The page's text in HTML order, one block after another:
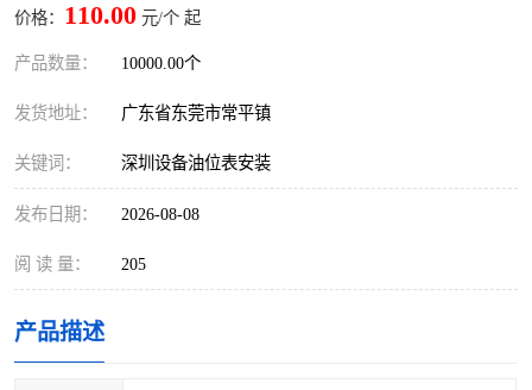
价格： 110.00 元/个 起
产品数量： 10000.00个
发货地址： 广东省东莞市常平镇
关键词： 深圳设备油位表安装
发布日期： 2026-08-08
阅 读 量： 205
产品描述